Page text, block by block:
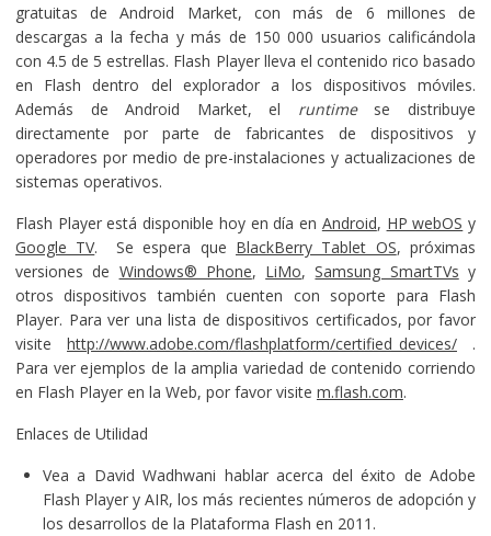
gratuitas de Android Market, con más de 6 millones de
descargas a la fecha y más de 150 000 usuarios calificándola
con 4.5 de 5 estrellas. Flash Player lleva el contenido rico basado
en Flash dentro del explorador a los dispositivos móviles.
Además de Android Market, el runtimese distribuye
directamente por parte de fabricantes de dispositivos y
operadores por medio de pre-instalaciones y actualizaciones de
sistemas operativos.
Flash Player está disponible hoy en día en Android, HP webOS y
Google TV. Se espera que BlackBerry Tablet OS, próximas
versiones de Windows® Phone, LiMo,Samsung SmartTVs y
otros dispositivos también cuenten con soporte para Flash
Player. Para ver una lista de dispositivos certificados, por favor
visite http://www.adobe.com/flashplatform/certified_devices/ .
Para ver ejemplos de la amplia variedad de contenido corriendo
en Flash Player en la Web, por favor visite m.flash.com.
Enlaces de Utilidad
Vea a David Wadhwani hablar acerca del éxito de Adobe
Flash Player y AIR, los más recientes números de adopción y
los desarrollos de la Plataforma Flash en 2011.